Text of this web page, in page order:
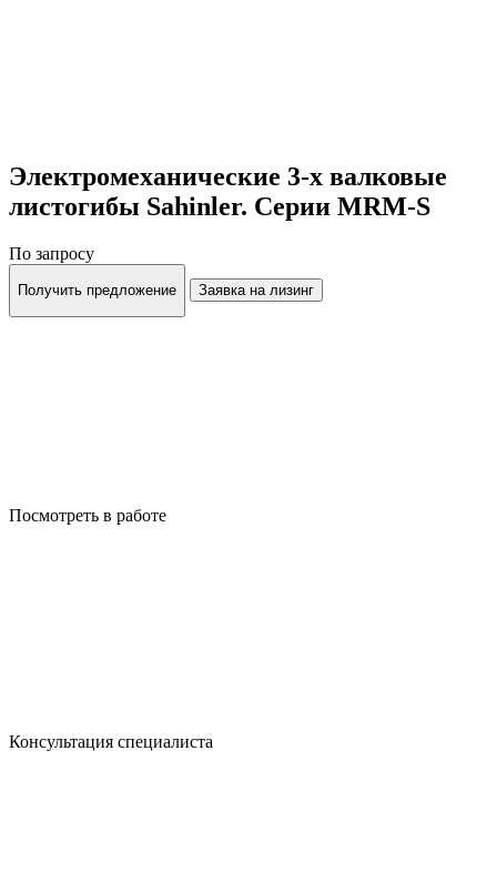
Электромеханические 3-х валковые
листогибы Sahinler. Серии MRM-S
По запросу
Получить предложение Заявка на лизинг
Посмотреть в работе
Консультация специалиста